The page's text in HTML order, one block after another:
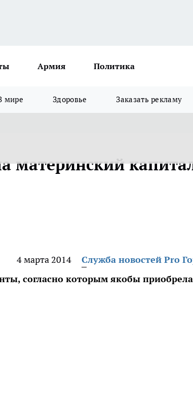
Армия Политика
мире Здоровье Заказать рекламу
материнский
4 марта 2014
Служба новостей Pro
согласно которым якобы